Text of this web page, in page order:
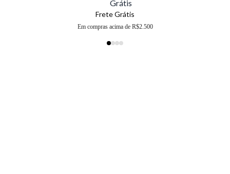
Frete Grátis
Em compras acima de R$2.500